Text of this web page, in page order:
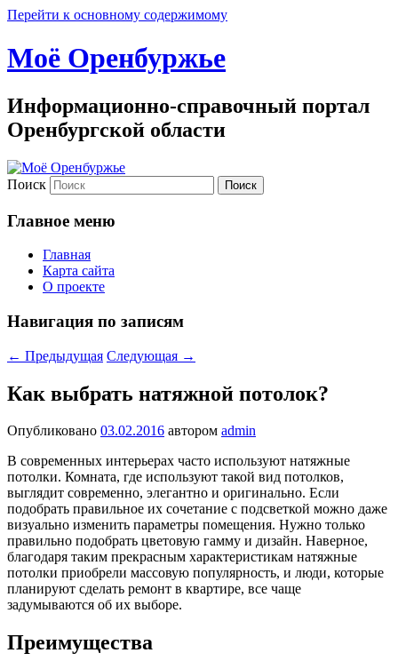
Перейти к основному содержимому
Моё Оренбуржье
Информационно-справочный портал
Оренбургской области
Поиск
Главное меню
Главная
Карта сайта
О проекте
Навигация по записям
← Предыдущая Следующая →
Как выбрать натяжной потолок?
Опубликовано 03.02.2016 автором admin
В современных интерьерах часто используют натяжные
потолки. Комната, где используют такой вид потолков,
выглядит современно, элегантно и оригинально. Если
подобрать правильное их сочетание с подсветкой можно даже
визуально изменить параметры помещения. Нужно только
правильно подобрать цветовую гамму и дизайн. Наверное,
благодаря таким прекрасным характеристикам натяжные
потолки приобрели массовую популярность, и люди, которые
планируют сделать ремонт в квартире, все чаще
задумываются об их выборе.
Преимущества